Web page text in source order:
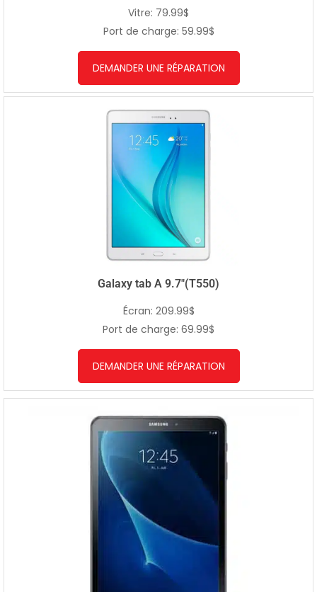
Vitre: 79.99$
Port de charge: 59.99$
DEMANDER UNE RÉPARATION
Galaxy tab A 9.7″(T550)
Écran: 209.99$
Port de charge: 69.99$
DEMANDER UNE RÉPARATION